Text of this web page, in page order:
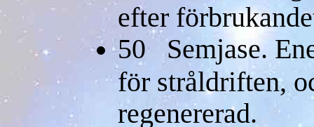
efter
50 Semjase.
för stråldriften,
regenererad.